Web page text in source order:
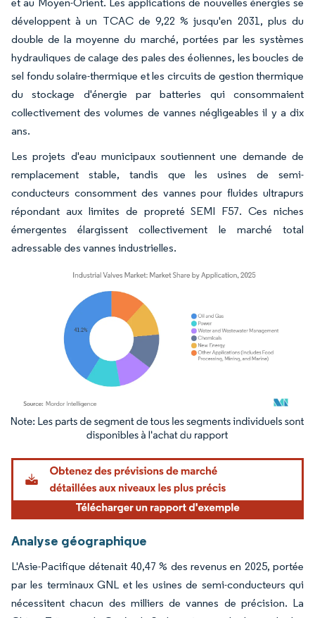
développent à un TCAC de 9,22 % jusqu'en 2031, plus du
double de la moyenne du marché, portées par les systèmes
hydrauliques de calage des pales des éoliennes, les boucles de
sel fondu solaire-thermique et les circuits de gestion thermique
du stockage d'énergie par batteries qui consommaient
collectivement des volumes de vannes négligeables il y a dix
ans.
Les projets d'eau municipaux soutiennent une demande de
remplacement stable, tandis que les usines de semi-
conducteurs consomment des vannes pour fluides ultrapurs
répondant aux limites de propreté SEMI F57. Ces niches
émergentes élargissent collectivement le marché total
adressable des vannes industrielles.
Image © Mordor Intelligence. La réutilisation nécessite une attribution sous CC BY
Analyse géographique
L'Asie-Pacifique détenait 40,47 % des revenus en 2025, portée
par les terminaux GNL et les usines de semi-conducteurs qui
nécessitent chacun des milliers de vannes de précision. La